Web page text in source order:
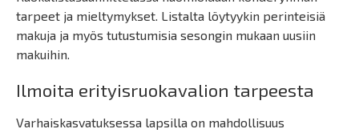
tarpeet ja mieltymykset. Listalta löytyykin perinteisiä
makuja ja myös tutustumisia sesongin mukaan uusiin
makuihin.
Ilmoita erityisruokavalion tarpeesta
Varhaiskasvatuksessa lapsilla on mahdollisuus